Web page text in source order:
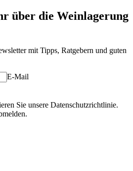
über die Weinlagerung
mit Tipps, Ratgebern und guten
E-Mail
Sie unsere Datenschutzrichtlinie.